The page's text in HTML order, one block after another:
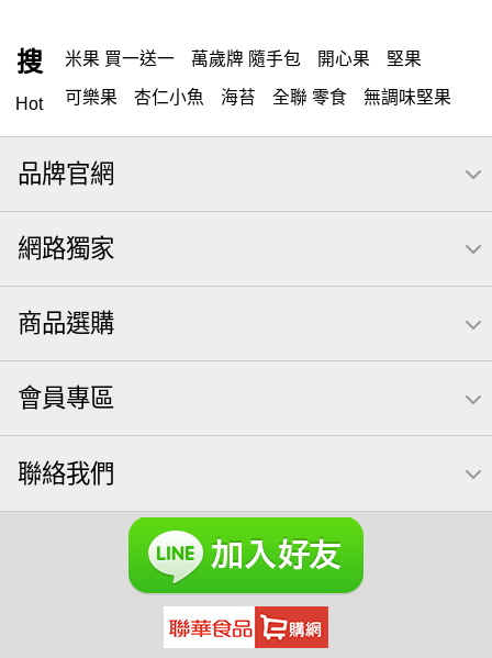
搜
Hot
米果 買一送一 萬歲牌 隨手包 開心果 堅果
可樂果 杏仁小魚 海苔 全聯 零食 無調味堅果
隨手包 無調味 全聯 禮盒 綜合纖果 堅穀力
薯條
栗 椒鹽 米果 甘栗 萬歲牌 飲 全聯 拜拜
桶裝
芋頭 三角壽司海苔 核桃 三角 綜合堅果
無調味綜合堅果
無調味綜合果 【萬歲牌】每日堅果系列 小魚
全聯 南瓜子
禮盒
海苔 芥末味 全聯 堅果禮盒 萬歲牌 蔓越莓
榛果 萬歲牌 堅果小包裝活力堅果
滿天星 小魚乾 Diy飯糰 烘焙
萬歲牌小魚 全聯 堅果
品牌官網
網路獨家
商品選購
會員專區
聯絡我們